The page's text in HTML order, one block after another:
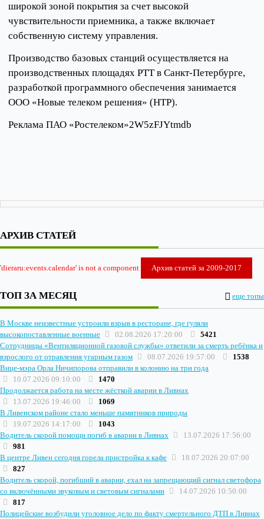
широкой зоной покрытия за счет высокой
чувствительности приемника, а также включает
собственную систему управления.
Производство базовых станций осуществляется на
производственных площадях РТТ в Санкт-Петербурге,
разработкой программного обеспечения занимается
ООО «Новые телеком решения» (НТР).
Реклама ПАО «Ростелеком»2W5zFJYtmdb
АРХИВ СТАТЕЙ
'dieraru:events.calendar' is not a component Архив статей за 2009-2017
ТОП ЗА МЕСЯЦ еще топы
В Москве неизвестные устроили взрыв в ресторане, где гуляли
высокопоставленные военные
02.08.2026 17:20:00
5421
Сотрудницы «Вентиляционной газовой службы» ответили за смерть ребёнка и
взрослого от отравления угарным газом
08.07.2026 19:57:00
1538
Вице-мэра Орла Ничипорова отправили в колонию на три года
10.07.2026 09:10:00
1470
Продолжается работа на месте жёсткой аварии в Ливнах
13.07.2026 19:46:00
1069
В Ливенском районе стало меньше памятников природы
19.07.2026 14:17:00
1043
Водитель скорой помощи погиб в аварии в Ливнах
13.07.2026 17:56:00
981
В центре Ливен сегодня горела пристройка к кафе
18.07.2026 20:07:00
827
Водитель скорой, погибший в аварии, ехал на запрещающий сигнал светофора
со включёнными звуковым и световым сигналами
14.07.2026 10:50:00
817
Полицейские возбудили уголовное дело по факту смертельного ДТП в Ливнах